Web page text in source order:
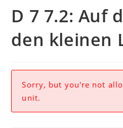
D 7 7.2: Auf
den kleinen
Sorry, but you're not
unit.